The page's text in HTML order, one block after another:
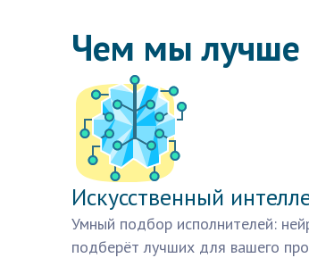
Чем мы лучше
Искусственный
Умный подбор исполнителей:
подберёт лучших для вашего